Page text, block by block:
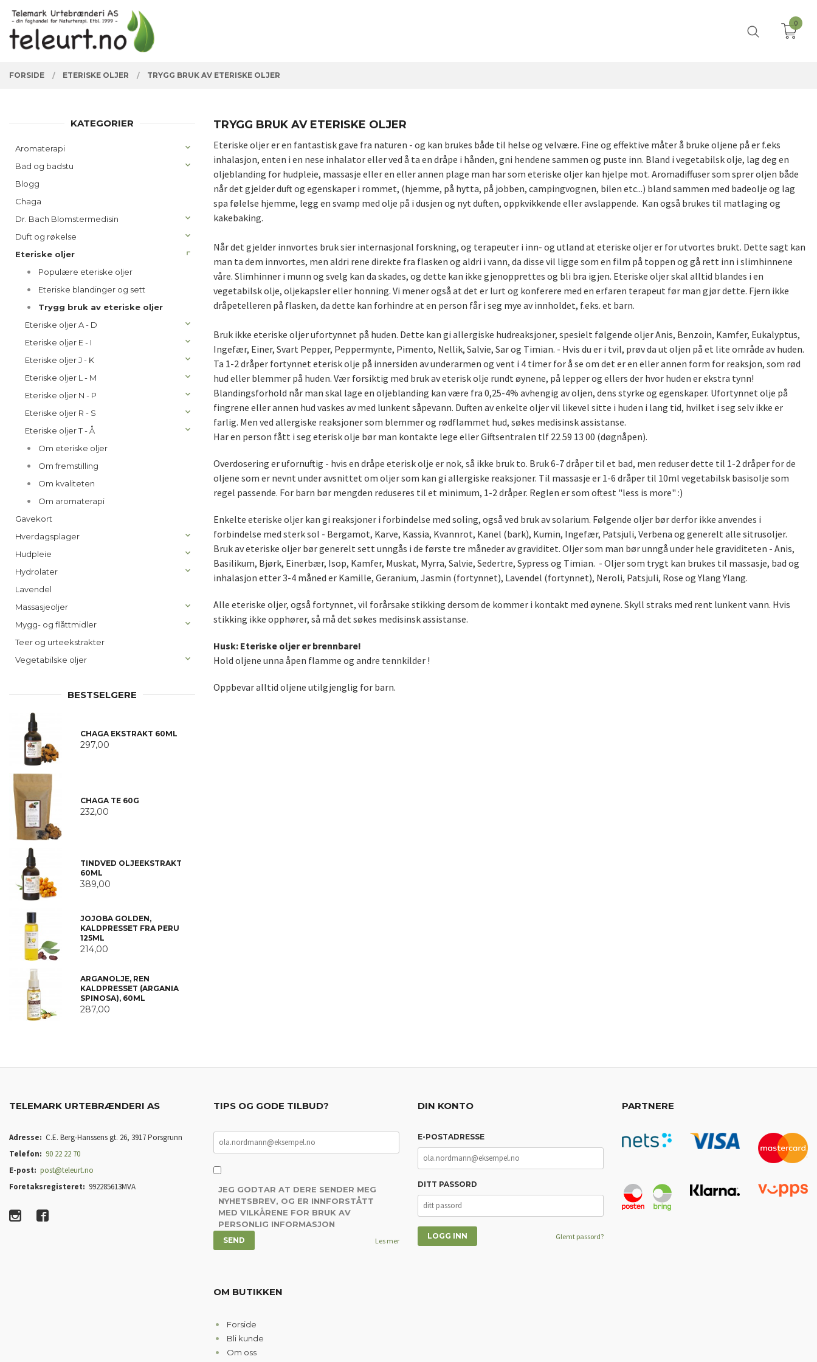
innholdet
PRODUKTER
Lukk
0
FORSIDE ETERISKE OLJER TRYGG BRUK AV ETERISKE OLJER
TRYGG BRUK AV ETERISKE OLJER
Eteriske oljer er en fantastisk gave fra naturen - og kan brukes både til helse og velvære. Fine og effektive måter å bruke oljene på er f.eks
inhalasjon, enten i en nese inhalator eller ved å ta en dråpe i hånden, gni hendene sammen og puste inn. Bland i vegetabilsk olje, lag deg en
oljeblanding for hudpleie, massasje eller en eller annen plage man har som eteriske oljer kan hjelpe mot. Aromadiffuser som sprer oljen både
når det gjelder duft og egenskaper i rommet, (hjemme, på hytta, på jobben, campingvognen, bilen etc...) bland sammen med badeolje og lag
spa følelse hjemme, legg en svamp med olje på i dusjen og nyt duften, oppkvikkende eller avslappende. Kan også brukes til matlaging og
kakebaking.
Når det gjelder innvortes bruk sier internasjonal forskning, og terapeuter i inn- og utland at eteriske oljer er for utvortes brukt. Dette sagt kan
man ta dem innvortes, men aldri rene direkte fra flasken og aldri i vann, da disse vil ligge som en film på toppen og gå rett inn i slimhinnene
våre. Slimhinner i munn og svelg kan da skades, og dette kan ikke gjenopprettes og bli bra igjen. Eteriske oljer skal alltid blandes i en
vegetabilsk olje, oljekapsler eller honning. Vi mener også at det er lurt og konferere med en erfaren terapeut før man gjør dette. Fjern ikke
dråpetelleren på flasken, da dette kan forhindre at en person får i seg mye av innholdet, f.eks. et barn.
Bruk ikke eteriske oljer ufortynnet på huden. Dette kan gi allergiske hudreaksjoner, spesielt følgende oljer Anis, Benzoin, Kamfer, Eukalyptus,
Ingefær, Einer, Svart Pepper, Peppermynte, Pimento, Nellik, Salvie, Sar og Timian. - Hvis du er i tvil, prøv da ut oljen på et lite område av huden.
Ta 1-2 dråper fortynnet eterisk olje på innersiden av underarmen og vent i 4 timer for å se om det er en eller annen form for reaksjon, som rød
hud eller blemmer på huden. Vær forsiktig med bruk av eterisk olje rundt øynene, på lepper og ellers der hvor huden er ekstra tynn!
Blandingsforhold når man skal lage en oljeblanding kan være fra 0,25-4% avhengig av oljen, dens styrke og egenskaper. Ufortynnet olje på
fingrene eller annen hud vaskes av med lunkent såpevann. Duften av enkelte oljer vil likevel sitte i huden i lang tid, hvilket i seg selv ikke er
farlig. Men ved allergiske reaksjoner som blemmer og rødflammet hud, søkes medisinsk assistanse.
Har en person fått i seg eterisk olje bør man kontakte lege eller Giftsentralen tlf 22 59 13 00 (døgnåpen).
Overdosering er ufornuftig - hvis en dråpe eterisk olje er nok, så ikke bruk to. Bruk 6-7 dråper til et bad, men reduser dette til 1-2 dråper for de
oljene som er nevnt under avsnittet om oljer som kan gi allergiske reaksjoner. Til massasje er 1-6 dråper til 10ml vegetabilsk basisolje som
regel passende. For barn bør mengden reduseres til et minimum, 1-2 dråper. Reglen er som oftest "less is more" :)
Enkelte eteriske oljer kan gi reaksjoner i forbindelse med soling, også ved bruk av solarium. Følgende oljer bør derfor ikke anvendes i
forbindelse med sterk sol - Bergamot, Karve, Kassia, Kvannrot, Kanel (bark), Kumin, Ingefær, Patsjuli, Verbena og generelt alle sitrusoljer.
Bruk av eteriske oljer bør generelt sett unngås i de første tre måneder av graviditet. Oljer som man bør unngå under hele graviditeten - Anis,
Basilikum, Bjørk, Einerbær, Isop, Kamfer, Muskat, Myrra, Salvie, Sedertre, Sypress og Timian. - Oljer som trygt kan brukes til massasje, bad og
inhalasjon etter 3-4 måned er Kamille, Geranium, Jasmin (fortynnet), Lavendel (fortynnet), Neroli, Patsjuli, Rose og Ylang Ylang.
Alle eteriske oljer, også fortynnet, vil forårsake stikking dersom de kommer i kontakt med øynene. Skyll straks med rent lunkent vann. Hvis
stikking ikke opphører, så må det søkes medisinsk assistanse.
Husk: Eteriske oljer er brennbare!
Hold oljene unna åpen flamme og andre tennkilder !
Oppbevar alltid oljene utilgjenglig for barn.
KATEGORIER
Aromaterapi
Bad og badstu
Blogg
Chaga
Dr. Bach Blomstermedisin
Duft og røkelse
Eteriske oljer
Populære eteriske oljer
Eteriske blandinger og sett
Trygg bruk av eteriske oljer
Eteriske oljer A - D
Eteriske oljer E - I
Eteriske oljer J - K
Eteriske oljer L - M
Eteriske oljer N - P
Eteriske oljer R - S
Eteriske oljer T - Å
Om eteriske oljer
Om fremstilling
Om kvaliteten
Om aromaterapi
Gavekort
Hverdagsplager
Hudpleie
Hydrolater
Lavendel
Massasjeoljer
Mygg- og flåttmidler
Teer og urteekstrakter
Vegetabilske oljer
BESTSELGERE
CHAGA EKSTRAKT 60ML
297,00
CHAGA TE 60G
232,00
TINDVED OLJEEKSTRAKT
60ML
389,00
JOJOBA GOLDEN,
KALDPRESSET FRA PERU
125ML
214,00
ARGANOLJE, REN
KALDPRESSET (ARGANIA
SPINOSA), 60ML
287,00
TELEMARK URTEBRÆNDERI AS
Adresse: C.E. Berg-Hanssens gt. 26, 3917 Porsgrunn
Telefon: 90 22 22 70
E-post: post@teleurt.no
Foretaksregisteret: 992285613MVA
TIPS OG GODE TILBUD?
JEG GODTAR AT DERE SENDER MEG
NYHETSBREV, OG ER INNFORSTÅTT
MED VILKÅRENE FOR BRUK AV
PERSONLIG INFORMASJON
Les mer
OM BUTIKKEN
Forside
Bli kunde
Om oss
DIN KONTO
E-POSTADRESSE
DITT PASSORD
Glemt passord?
PARTNERE